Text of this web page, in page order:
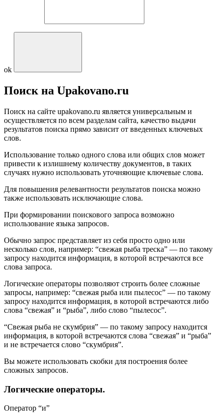
ok
Поиск на Upakovano.ru
Поиск на сайте upakovano.ru является универсальным и
осуществляется по всем разделам сайта, качество выдачи
результатов поиска прямо зависит от введенных ключевых
слов.
Использование только одного слова или общих слов может
привести к излишнему количеству документов, в таких
случаях нужно использовать уточняющие ключевые слова.
Для повышения релевантности результатов поиска можно
также использовать исключающие слова.
При формировании поискового запроса возможно
использование языка запросов.
Обычно запрос представляет из себя просто одно или
несколько слов, например: “свежая рыба треска” — по такому
запросу находится информация, в которой встречаются все
слова запроса.
Логические операторы позволяют строить более сложные
запросы, например: “свежая рыба или пылесос” — по такому
запросу находится информация, в которой встречаются либо
слова “свежая” и “рыба”, либо слово “пылесос”.
“Свежая рыба не скумбрия” — по такому запросу находится
информация, в которой встречаются слова “свежая” и “рыба”
и не встречается слово “скумбрия”.
Вы можете использовать скобки для построения более
сложных запросов.
Логические операторы.
Оператор “и”